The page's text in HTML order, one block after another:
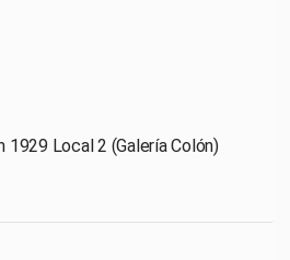
1929 Local 2 (Galería Colón)